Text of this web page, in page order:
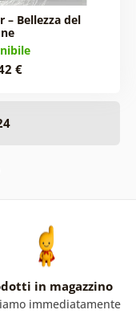
– Bellezza del
€
in magazzino
immediatamente